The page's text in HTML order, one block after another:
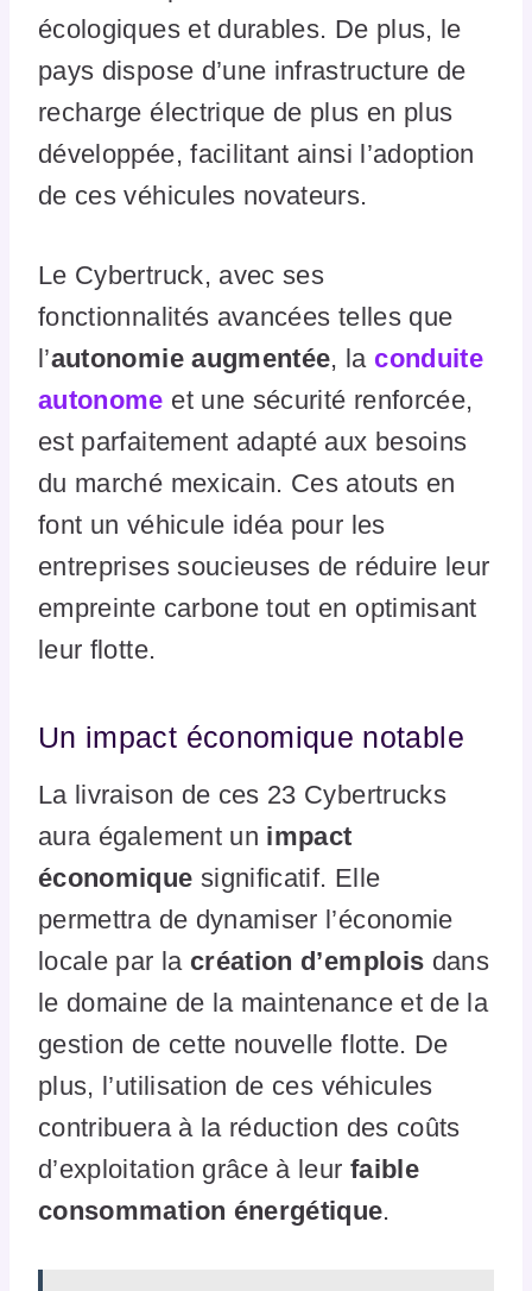
écologiques et durables. De plus, le
pays dispose d’une infrastructure de
recharge électrique de plus en plus
développée, facilitant ainsi l’adoption
de ces véhicules novateurs.
Le Cybertruck, avec ses
fonctionnalités avancées telles que
l’autonomie augmentée, laconduite
autonome et une sécurité renforcée,
est parfaitement adapté aux besoins
du marché mexicain. Ces atouts en
font un véhicule idéa pour les
entreprises soucieuses de réduire leur
empreinte carbone tout en optimisant
leur flotte.
Un impact économique notable
La livraison de ces 23 Cybertrucks
aura également un impact
économique significatif. Elle
permettra de dynamiser l’économie
locale par la création d’emplois dans
le domaine de la maintenance et de la
gestion de cette nouvelle flotte. De
plus, l’utilisation de ces véhicules
contribuera à la réduction des coûts
d’exploitation grâce à leur faible
consommation énergétique.